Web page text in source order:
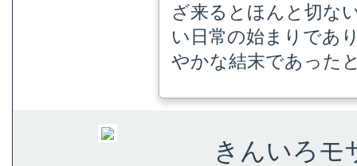
ざ来るとほんと切な
い日常の始まりであ
やかな結末であった
きんいろモ